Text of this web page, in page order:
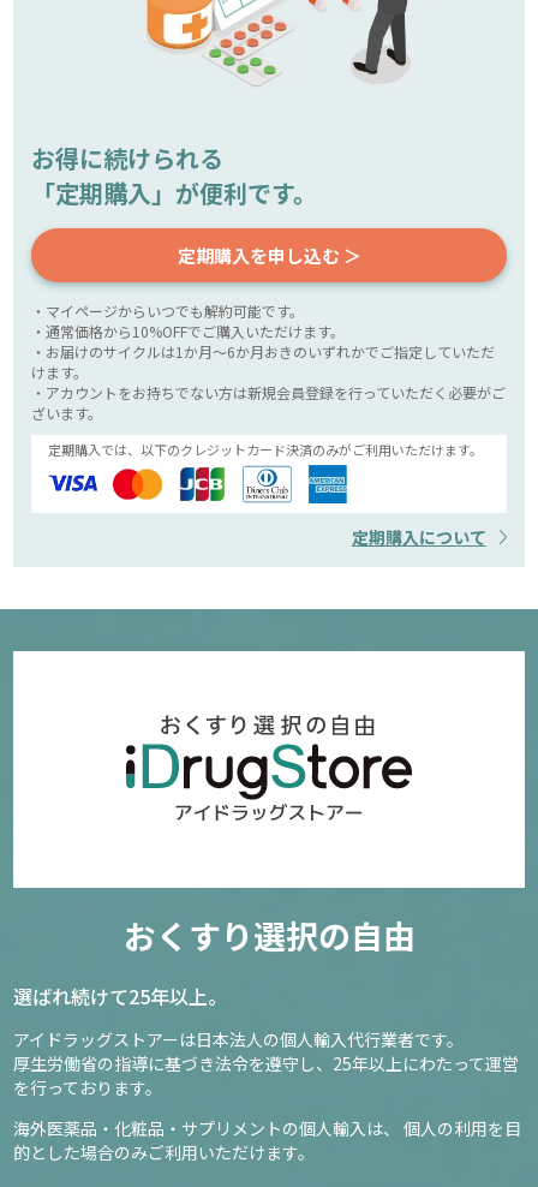
お得に続けられる
「定期購入」が便利です。
定期購入を申し込む ＞
・マイページからいつでも解約可能です。
・通常価格から10%OFFでご購入いただけます。
・お届けのサイクルは1か月～6か月おきのいずれかでご指定していただ
けます。
・アカウントをお持ちでない方は新規会員登録を行っていただく必要がご
ざいます。
定期購入では、以下のクレジットカード決済のみがご利用いただけます。
定期購入について
おくすり選択の自由
選ばれ続けて25年以上。
アイドラッグストアーは日本法人の個人輸入代行業者です。
厚生労働省の指導に基づき法令を遵守し、 25年以上にわたって運営
を行っております。
海外医薬品・化粧品・サプリメントの個人輸入は、 個人の利用を目
的とした場合のみご利用いただけます。